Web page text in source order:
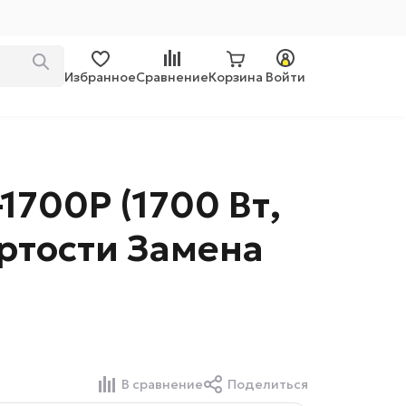
ИзбранноеСравнениеКорзина Войти
(1700 Вт,
Замена
В сравнение Поделиться